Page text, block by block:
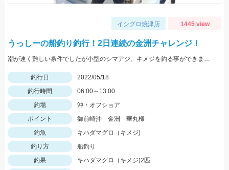
イシグロ焼津店 1445 view
うっしーの船釣り釣行！2日連続の金洲チャレンジ！
潮が速く難しい条件でしたが小型のシマアジ、キメジを釣る事ができました。
釣行日
2022/05/18
釣行時間
06:00～13:00
釣場
沖・オフショア
ポイント
御前崎沖 金洲 華丸様
釣魚
キハダマグロ（キメジ)
釣り方
船釣り
釣果
キハダマグロ（キメジ)2匹